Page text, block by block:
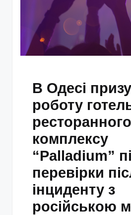
В Одесі
роботу
ресторанного
комплексу
“Palladium”
перевірки
інциденту з
російською